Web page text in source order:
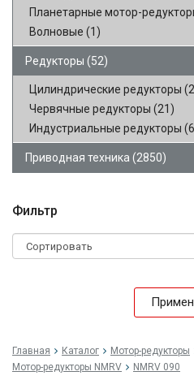
Планетарные мотор-
Волновые (1)
Редукторы (52)
Цилиндрические редукторы
Червячные редукторы (21)
Индустриальные редукторы
Приводная техника (2850)
Фильтр
Главная Каталог Мотор-редукторы
Мотор-редукторы NMRV
NMRV 090